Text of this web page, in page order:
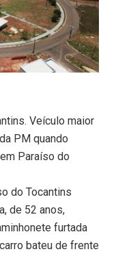
Veículo maior
PM quando
Paraíso do
do Tocantins
de 52 anos,
furtada
bateu de frente